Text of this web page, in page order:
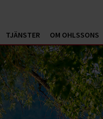
TJÄNSTER OM OHLSSONS